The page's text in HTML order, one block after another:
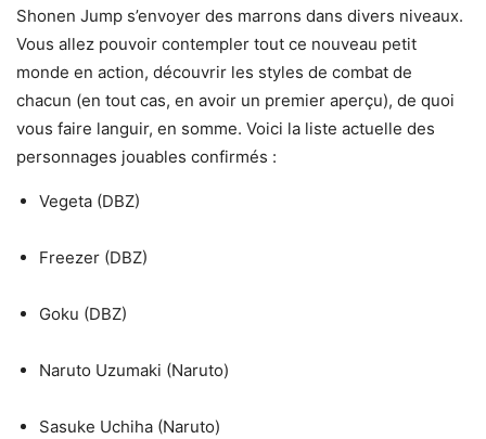
Shonen Jump s’envoyer des marrons dans divers niveaux.
Vous allez pouvoir contempler tout ce nouveau petit
monde en action, découvrir les styles de combat de
chacun (en tout cas, en avoir un premier aperçu), de quoi
vous faire languir, en somme. Voici la liste actuelle des
personnages jouables confirmés :
Vegeta (DBZ)
Freezer (DBZ)
Goku (DBZ)
Naruto Uzumaki (Naruto)
Sasuke Uchiha (Naruto)